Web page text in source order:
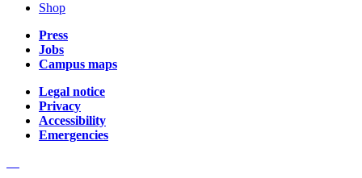
Shop
Press
Jobs
Campus maps
Legal notice
Privacy
Accessibility
Emergencies